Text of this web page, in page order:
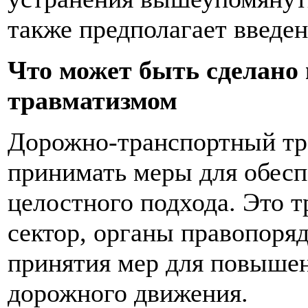
также предполагает
Что может быть
травматизмом
Дорожно-транспортный
принимать меры для
целостного подхода. Это
сектор, органы
принятия мер для
дорожного движения.